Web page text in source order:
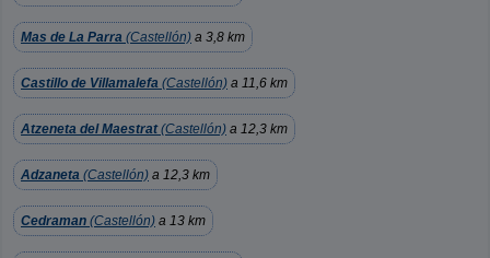
Mas de La Parra (Castellón) a 3,8 km
Castillo de Villamalefa (Castellón) a 11,6 km
Atzeneta del Maestrat(Castellón) a 12,3 km
Adzaneta (Castellón) a 12,3 km
Cedraman (Castellón) a 13 km